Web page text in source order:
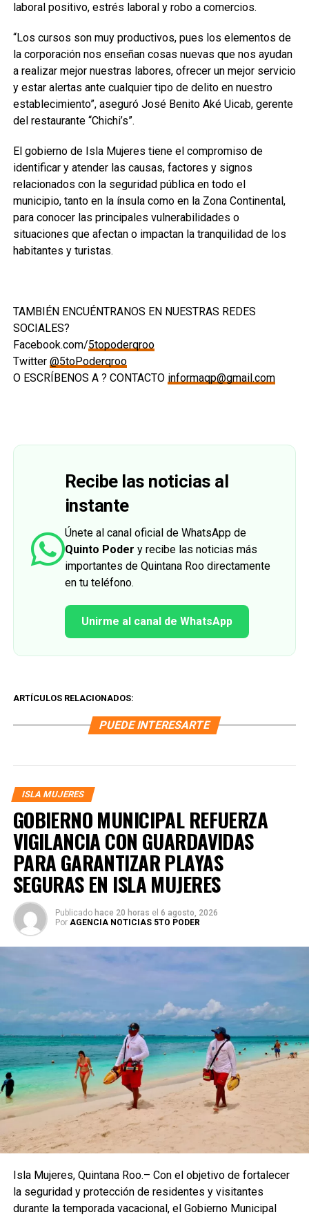
laboral positivo, estrés laboral y robo a comercios.
“Los cursos son muy productivos, pues los elementos de
la corporación nos enseñan cosas nuevas que nos ayudan
a realizar mejor nuestras labores, ofrecer un mejor servicio
y estar alertas ante cualquier tipo de delito en nuestro
establecimiento”, aseguró José Benito Aké Uicab, gerente
del restaurante “Chichi’s”.
El gobierno de Isla Mujeres tiene el compromiso de
identificar y atender las causas, factores y signos
relacionados con la seguridad pública en todo el
municipio, tanto en la ínsula como en la Zona Continental,
para conocer las principales vulnerabilidades o
situaciones que afectan o impactan la tranquilidad de los
habitantes y turistas.
TAMBIÉN ENCUÉNTRANOS EN NUESTRAS REDES
SOCIALES?
Facebook.com/5topoderqroo
Twitter @5toPoderqroo
O ESCRÍBENOS A ? CONTACTO informaqp@gmail.com
Recibe las noticias al
instante
Únete al canal oficial de WhatsApp de
Quinto Poder y recibe las noticias más
importantes de Quintana Roo directamente
en tu teléfono.
Unirme al canal de WhatsApp
ARTÍCULOS RELACIONADOS:
PUEDE INTERESARTE
ISLA MUJERES
GOBIERNO MUNICIPAL REFUERZA
VIGILANCIA CON GUARDAVIDAS
PARA GARANTIZAR PLAYAS
SEGURAS EN ISLA MUJERES
Publicado hace 20 horas el 6 agosto, 2026
Por AGENCIA NOTICIAS 5TO PODER
Isla Mujeres, Quintana Roo.– Con el objetivo de fortalecer
la seguridad y protección de residentes y visitantes
durante la temporada vacacional, el Gobierno Municipal